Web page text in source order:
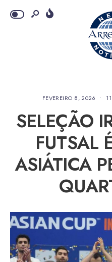
FEVEREIRO 8, 2026 •
SELEÇÃO
FUTSAL
ASIÁTICA